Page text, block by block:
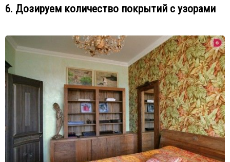
6. Дозируем количество покрытий с узорами